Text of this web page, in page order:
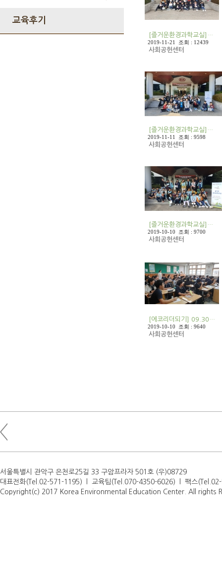
교육후기
[즐거운환경과학교실]…
2019-11-21 조회 : 12439
사회공헌센터
[즐거운환경과학교실]…
2019-11-11 조회 : 9598
사회공헌센터
[즐거운환경과학교실]…
2019-10-10 조회 : 9700
사회공헌센터
[에코리더되기] 09.30…
2019-10-10 조회 : 9640
사회공헌센터
서울특별시 관악구 은천로25길 33 구암프라자 501호 (우)08729
대표전화(Tel.02-571-1195) l 교육팀(Tel.070-4350-6026) l 팩스
Copyright(c) 2017 Korea Environmental Education Center. All rights